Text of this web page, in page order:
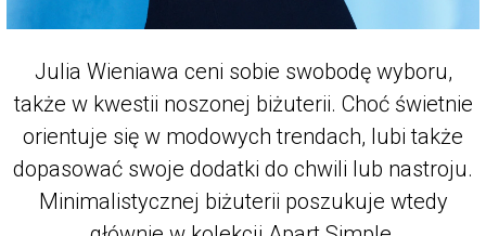
Julia Wieniawa ceni sobie swobodę wyboru,
także w kwestii noszonej biżuterii. Choć świetnie
orientuje się w modowych trendach, lubi także
dopasować swoje dodatki do chwili lub nastroju.
Minimalistycznej biżuterii poszukuje wtedy